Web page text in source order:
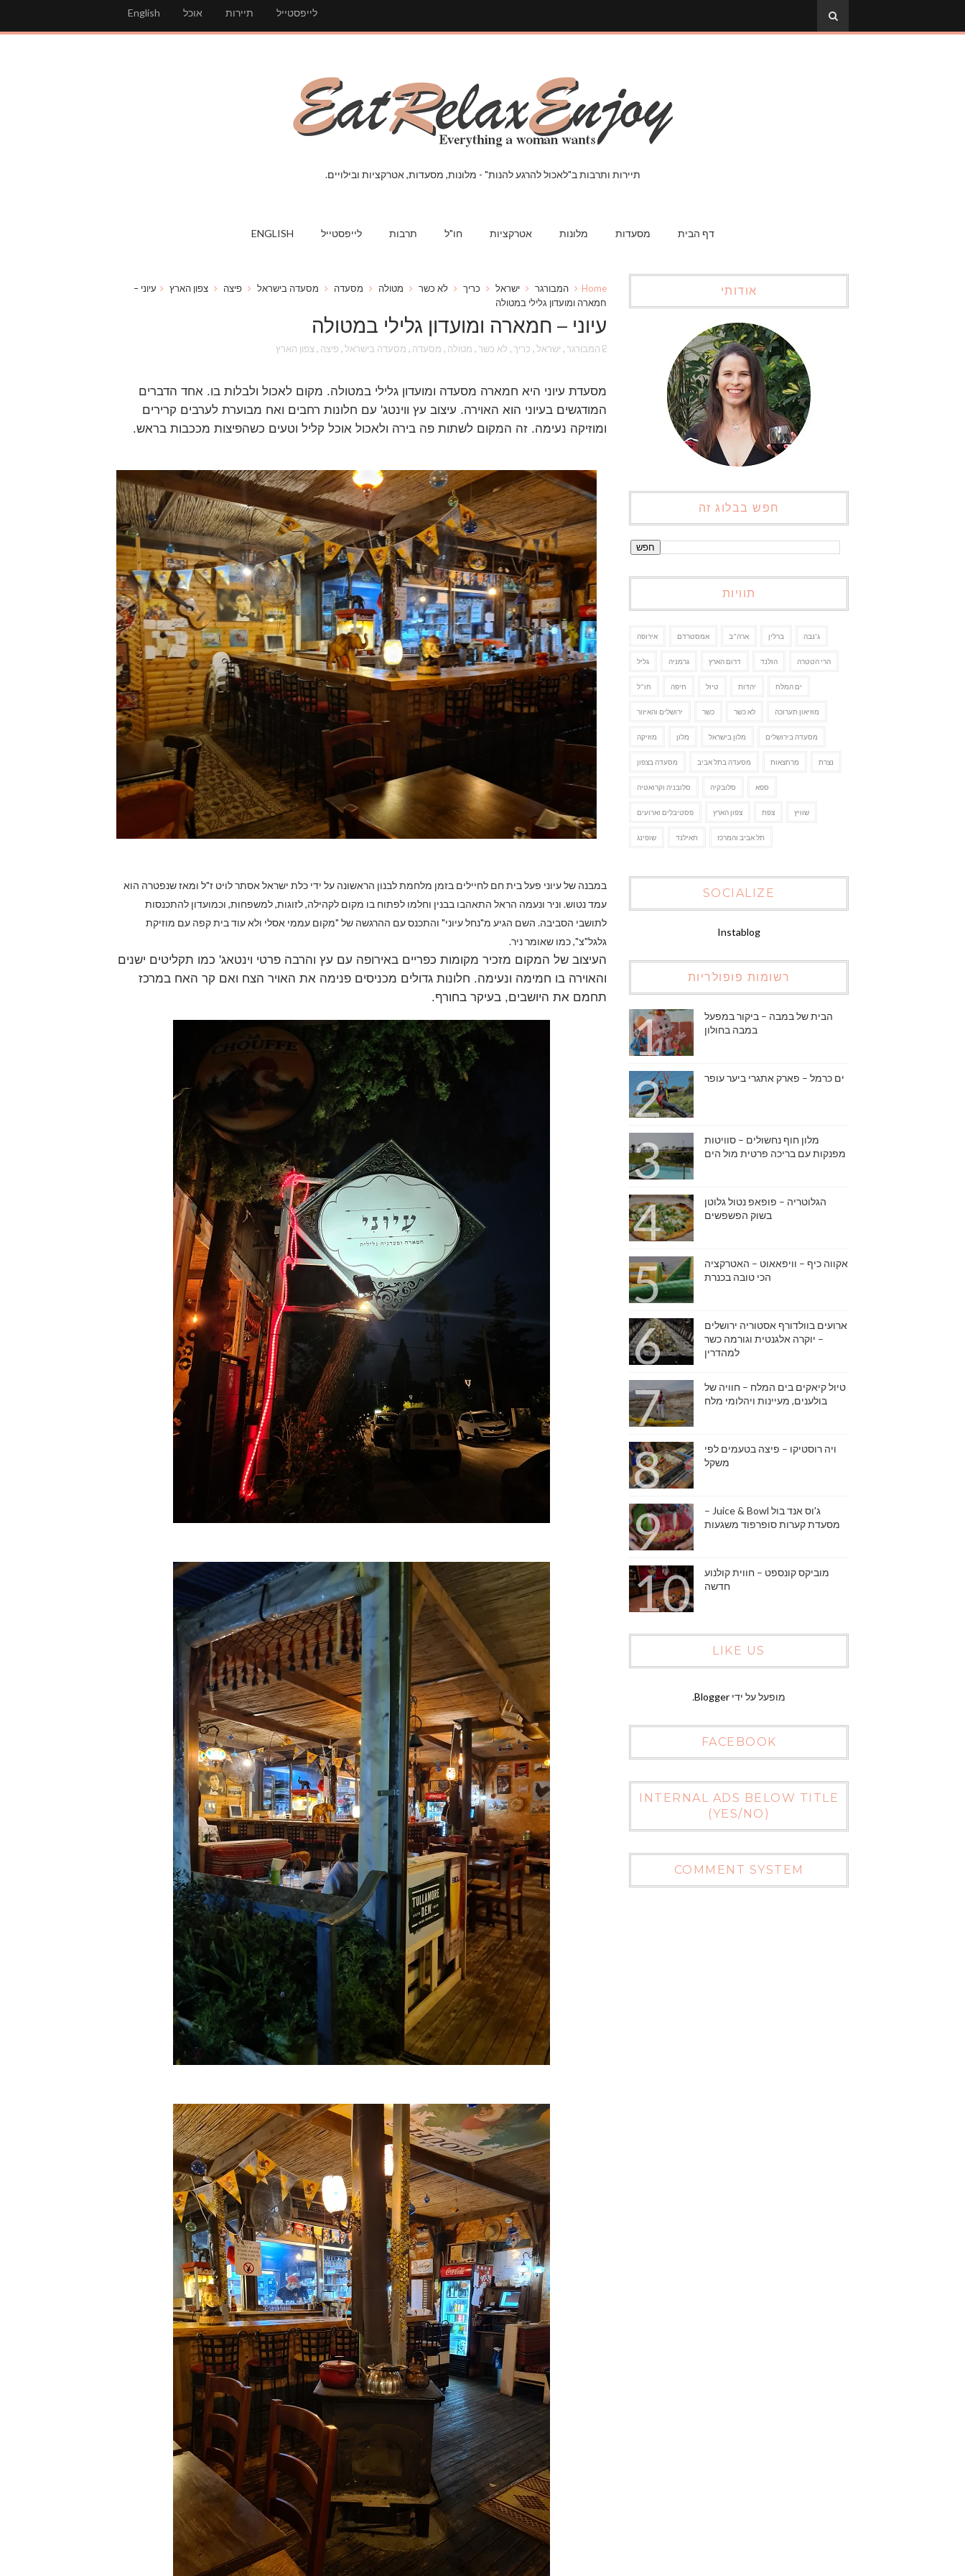
English אוכל תיירות לייפסטייל
תיירות ותרבות ב"לאכול להרגע להנות" - מלונות, מסעדות, אטרקציות ובילויים.
דף הבית מסעדות מלונות אטרקציות חו"ל תרבות לייפסטייל ENGLISH
Home המבורגר ישראל כריך לא כשר מטולה מסעדה מסעדה בישראל פיצה צפון הארץ
עיוני –
חמארה ומועדון גלילי במטולה
עיוני – חמארה ומועדון גלילי במטולה
המבורגר , ישראל , כריך , לא כשר , מטולה , מסעדה , מסעדה בישראל , פיצה , צפון הארץ
מסעדת עיוני היא חמארה מסעדה ומועדון גלילי במטולה. מקום לאכול ולבלות בו. אחד הדברים
המודגשים בעיוני הוא האוירה. עיצוב עץ ווינטג' עם חלונות רחבים ואח מבוערת לערבים קרירים
ומוזיקה נעימה. זה המקום לשתות פה בירה ולאכול אוכל קליל וטעים כשהפיצות מככבות בראש.
במבנה של עיוני פעל בית חם לחיילים בזמן מלחמת לבנון הראשונה על ידי כלת ישראל אסתר לויט ז"ל ומאז שנפטרה הוא
עמד נטוש. וניר ונעמה הראל התאהבו בבנין וחלמו לפתוח בו מקום לקהילה, לזוגות, למשפחות, וכמועדון להתכנסות
לתושבי הסביבה. השם הגיע מ"נחל עיוני" והתכנס עם ההרגשה של "מקום עממי אסלי ולא עוד בית קפה עם מוזיקת
גלגל"צ", כמו שאומר ניר.
העיצוב של המקום מזכיר מקומות כפריים באירופה עם עץ והרבה פרטי וינטאג' כמו תקליטים ישנים
והאוירה בו חמימה ונעימה. חלונות גדולים מכניסים פנימה את האויר הצח ואם קר האח במרכז
תחמם את היושבים, בעיקר בחורף.
אודותי
חפש בבלוג זה
תוויות
אירופה אמסטרדם ארה"ב ברלין ג'נבה
גליל גרמניה דרום הארץ הולנד הרי הטטרה
חו"ל חיפה טיול יהדות ים המלח
ירושלים והאיזור כשר לא כשר מוזיאון תערוכה
מוזיקה מלון מלון בישראל מסעדה בירושלים
מסעדה בצפון מסעדה בתל אביב מרחצאות נצרת
סלובניה וקרואטיה סלובקיה ספא
פסטיבלים וארועים צפון הארץ צפת שוויץ
שופינג תאילנד תל אביב והמרכז
SOCIALIZE
Instablog
רשומות פופולריות
הבית של במבה – ביקור במפעל
במבה בחולון
ים כרמל – פארק אתגרי ביער עופר
מלון חוף נחשולים – סוויטות
מפנקות עם בריכה פרטית מול הים
הגלוטריה – פופאפ נטול גלוטן
בשוק הפשפשים
אקווה כיף – וויפאאוט – האטרקציה
הכי טובה בכנרת
ארועים בוולדורף אסטוריה ירושלים
– יוקרה אלגנטית וגורמה כשר
למהדרין
טיול קיאקים בים המלח – חוויה של
בולענים, מעיינות ויהלומי מלח
ויה רוסטיקו – פיצה בטעמים לפי
משקל
ג'וס אנד בול Juice & Bowl –
מסעדת קערות סופרפוד משגעות
מוביקס קונספט – חווית קולנוע
חדשה
LIKE US
מופעל על ידי Blogger
.
FACEBOOK
INTERNAL ADS BELOW TITLE
(YES/NO)
COMMENT SYSTEM